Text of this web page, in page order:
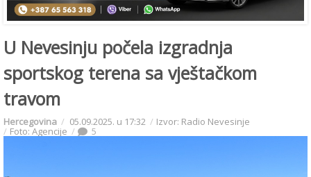
U Nevesinju počela izgradnja
sportskog terena sa vještačkom
travom
Hercegovina 05.09.2025. u 17:32 Izvor: Radio Nevesinje
Foto: Agencije 5